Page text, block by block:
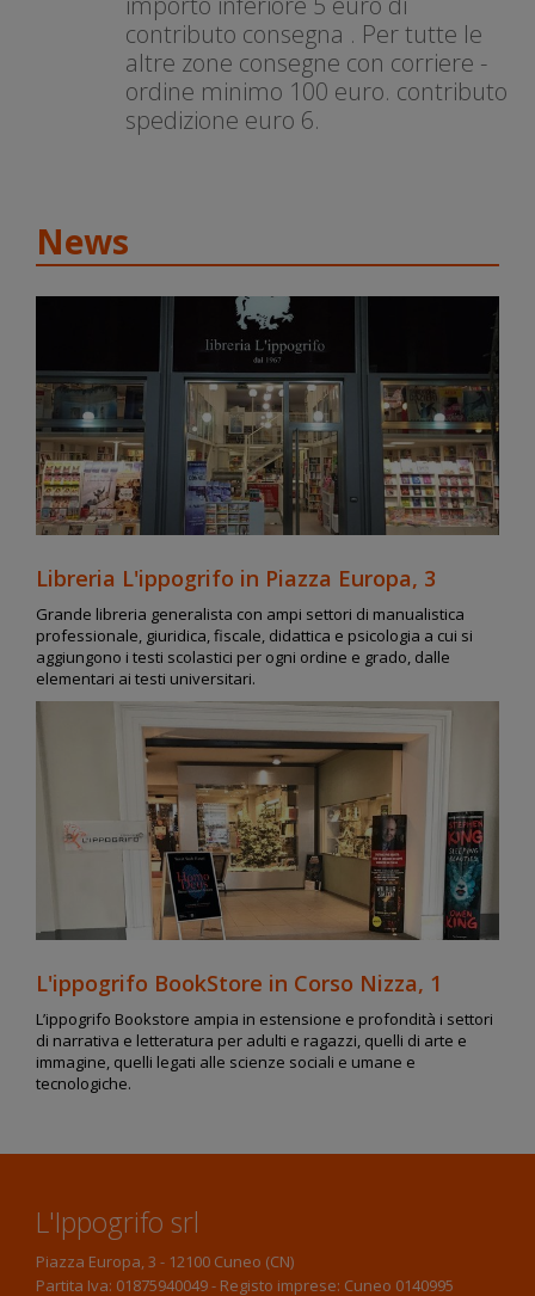
contributo consegna . Per tutte le
altre zone consegne con corriere -
ordine minimo 100 euro. contributo
spedizione euro 6.
News
Libreria L'ippogrifo in Piazza Europa, 3
Grande libreria generalista con ampi settori di manualistica
professionale, giuridica, fiscale, didattica e psicologia a cui si
aggiungono i testi scolastici per ogni ordine e grado, dalle
elementari ai testi universitari.
L'ippogrifo BookStore in Corso Nizza, 1
L’ippogrifo Bookstore ampia in estensione e profondità i settori
di narrativa e letteratura per adulti e ragazzi, quelli di arte e
immagine, quelli legati alle scienze sociali e umane e
tecnologiche.
L'Ippogrifo srl
Piazza Europa, 3 - 12100 Cuneo (CN)
Partita Iva: 01875940049 - Registo imprese: Cuneo 0140995